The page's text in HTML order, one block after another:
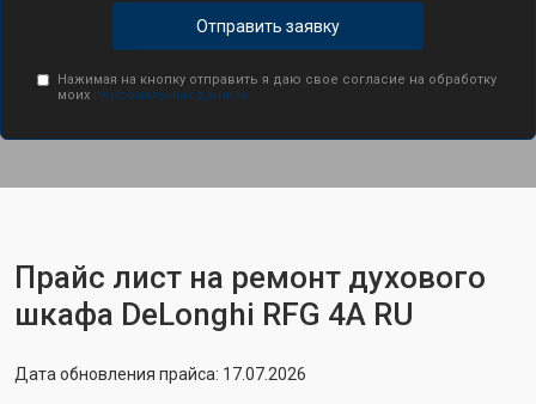
Отправить заявку
Нажимая на кнопку отправить я даю свое согласие на обработку
моих персональных данных.
Прайс лист на ремонт духового
шкафа DeLonghi RFG 4A RU
Дата обновления прайса: 17.07.2026